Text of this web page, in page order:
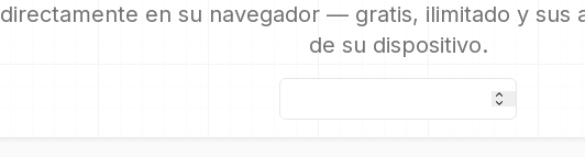
directamente en su navegador — gratis, ilimitado y sus
de su dispositivo.